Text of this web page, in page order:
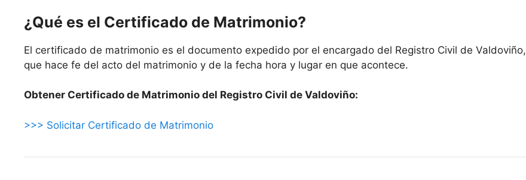
¿Qué es el Certificado de Matrimonio?
El certificado de matrimonio es el documento expedido por el encargado del Registro Civil de Valdoviño,
que hace fe del acto del matrimonio y de la fecha hora y lugar en que acontece.
Obtener Certificado de Matrimonio del Registro Civil de Valdoviño:
>>> Solicitar Certificado de Matrimonio